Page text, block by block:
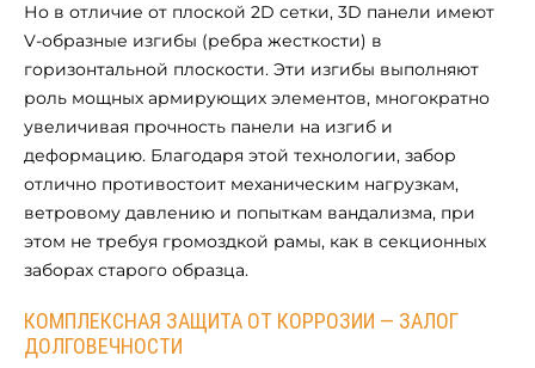
Но в отличие от плоской 2D сетки, 3D панели имеют
V-образные изгибы (ребра жесткости) в
горизонтальной плоскости. Эти изгибы выполняют
роль мощных армирующих элементов, многократно
увеличивая прочность панели на изгиб и
деформацию. Благодаря этой технологии, забор
отлично противостоит механическим нагрузкам,
ветровому давлению и попыткам вандализма, при
этом не требуя громоздкой рамы, как в секционных
заборах старого образца.
КОМПЛЕКСНАЯ ЗАЩИТА ОТ КОРРОЗИИ — ЗАЛОГ
ДОЛГОВЕЧНОСТИ